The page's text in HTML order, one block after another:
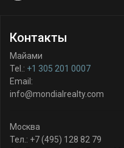
Контакты
Майами
Tel.: +1 305 201 0007
Email:
info@mondialrealty.com
Москва
Тел.: +7 (495) 128 82 79